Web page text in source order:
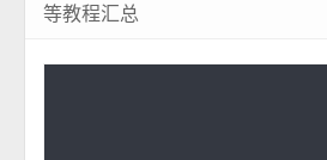
等教程汇总